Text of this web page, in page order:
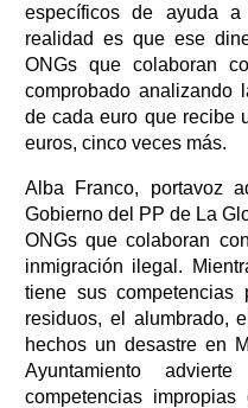
específicos de ayuda
realidad es que ese
ONGs que colaboran
comprobado analizando
de cada euro que recibe
euros, cinco veces más.
Alba Franco, portavoz
Gobierno del PP de La
ONGs que colaboran
inmigración ilegal.
tiene sus
residuos, el alumbrado,
hechos un desastre en
Ayuntamiento
competencias